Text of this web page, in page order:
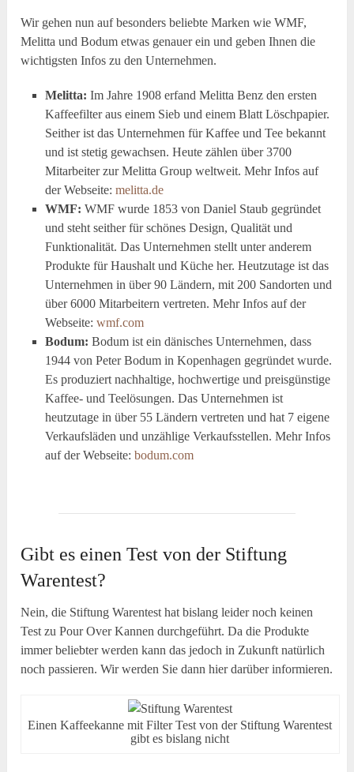
Wir gehen nun auf besonders beliebte Marken wie WMF,
Melitta und Bodum etwas genauer ein und geben Ihnen die
wichtigsten Infos zu den Unternehmen.
Melitta: Im Jahre 1908 erfand Melitta Benz den ersten
Kaffeefilter aus einem Sieb und einem Blatt Löschpapier.
Seither ist das Unternehmen für Kaffee und Tee bekannt
und ist stetig gewachsen. Heute zählen über 3700
Mitarbeiter zur Melitta Group weltweit. Mehr Infos auf
der Webseite: melitta.de
WMF: WMF wurde 1853 von Daniel Staub gegründet
und steht seither für schönes Design, Qualität und
Funktionalität. Das Unternehmen stellt unter anderem
Produkte für Haushalt und Küche her. Heutzutage ist das
Unternehmen in über 90 Ländern, mit 200 Sandorten und
über 6000 Mitarbeitern vertreten. Mehr Infos auf der
Webseite: wmf.com
Bodum: Bodum ist ein dänisches Unternehmen, dass
1944 von Peter Bodum in Kopenhagen gegründet wurde.
Es produziert nachhaltige, hochwertige und preisgünstige
Kaffee- und Teelösungen. Das Unternehmen ist
heutzutage in über 55 Ländern vertreten und hat 7 eigene
Verkaufsläden und unzählige Verkaufsstellen. Mehr Infos
auf der Webseite: bodum.com
Gibt es einen Test von der Stiftung
Warentest?
Nein, die Stiftung Warentest hat bislang leider noch keinen
Test zu Pour Over Kannen durchgeführt. Da die Produkte
immer beliebter werden kann das jedoch in Zukunft natürlich
noch passieren. Wir werden Sie dann hier darüber informieren.
Einen Kaffeekanne mit Filter Test von der Stiftung Warentest
gibt es bislang nicht